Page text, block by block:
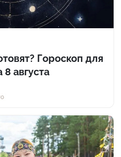
Гороскоп для
8 августа
0